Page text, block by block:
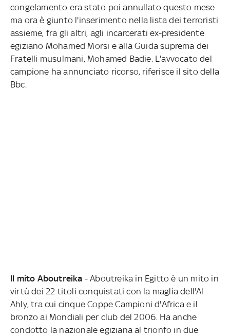
congelamento era stato poi annullato questo mese
ma ora è giunto l'inserimento nella lista dei terroristi
assieme, fra gli altri, agli incarcerati ex-presidente
egiziano Mohamed Morsi e alla Guida suprema dei
Fratelli musulmani, Mohamed Badie. L'avvocato del
campione ha annunciato ricorso, riferisce il sito della
Bbc.
Il mito Aboutreika - Aboutreika in Egitto è un mito in
virtù dei 22 titoli conquistati con la maglia dell'Al
Ahly, tra cui cinque Coppe Campioni d'Africa e il
bronzo ai Mondiali per club del 2006. Ha anche
condotto la nazionale egiziana al trionfo in due